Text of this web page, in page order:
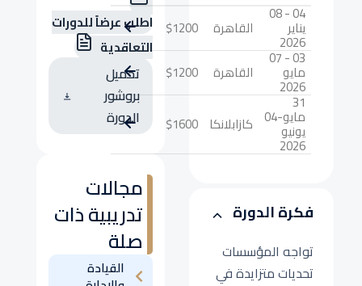
اطلب عرضاً للدورات
التعاقدية
تحميل
بروشور
الدورة
مجالات
تدريبية ذات
صلة
القيادة
04 - 08
يناير
2026
القاهرة
$1200
03 - 07
مايو
2026
القاهرة
$1200
31
مايو-04
يونيو
2026
كازابلانكا $1600
فكرة الدورة
تواجه المؤسسات
تحديات متزايدة في